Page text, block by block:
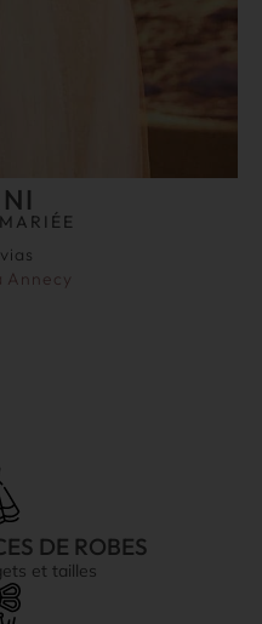
Annecy
DE ROBES
et tailles